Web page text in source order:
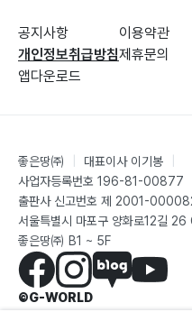
공지사항
개인정보취급방침
앱다운로드
이용약관
제휴문의
좋은땅㈜ 대표이사 이기봉
사업자등록번호 196-81-00877
출판사 신고번호 제 2001-
서울특별시 마포구 양화로12길 26
좋은땅㈜ B1 ~ 5F
©G-WORLD